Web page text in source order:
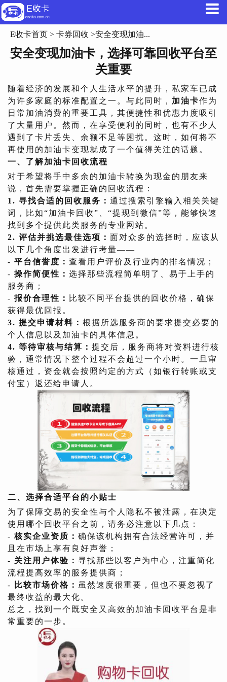
E收卡首页 > 卡券回收 >安全变现加油...
安全变现加油卡，选择可靠回收平台至
关重要
随着经济的发展和个人生活水平的提升，私家车已成
为许多家庭的标准配置之一。与此同时， 加油卡作为
日常加油消费的重要工具，其便捷性和优惠力度吸引
了大量用户。然而，在享受便利的同时，也有不少人
遇到了卡片丢失、余额不足等困扰。这时，如何将不
再使用的加油卡变现就成了一个值得关注的话题。
一、了解加油卡回收流程
对于希望将手中多余的加油卡转换为现金的朋友来
说，首先需要掌握正确的回收流程：
1. 寻找合适的回收服务： 通过搜索引擎输入相关关键
词，比如“加油卡回收”、“提现到微信”等，能够快速
找到多个提供此类服务的专业网站。
2. 评估并挑选最佳选项： 面对众多的选择时，应该从
以下几个角度出发进行考量——
- 平台信誉度： 查看用户评价及行业内的排名情况；
- 操作简便性： 选择那些流程简单明了、易于上手的
服务商；
- 报价合理性： 比较不同平台提供的回收价格，确保
获得最优回报。
3. 提交申请材料： 根据所选服务商的要求提交必要的
个人信息以及加油卡的具体信息。
4. 等待审核与结算： 提交后，服务商将对资料进行核
验，通常情况下整个过程不会超过一个小时。一旦审
核通过，资金就会按照约定的方式（如银行转账或支
付宝）返还给申请人。
二、选择合适平台的小贴士
为了保障交易的安全性与个人隐私不被泄露，在决定
使用哪个回收平台之前，请务必注意以下几点：
- 核实企业资质： 确保该机构拥有合法经营许可，并
且在市场上享有良好声誉；
- 关注用户体验： 寻找那些以客户为中心，注重简化
流程提高效率的服务提供商；
-
比较市场价格： 虽然速度很重要，但也不要忽视了
最终收益的最大化。
总之，找到一个既安全又高效的加油卡回收平台是非
常重要的一步。